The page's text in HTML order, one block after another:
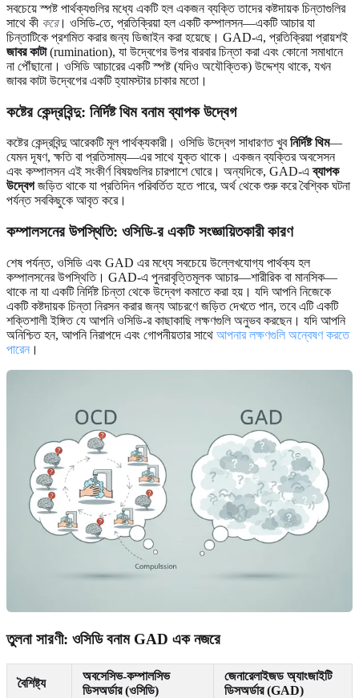
সবচেয়ে স্পষ্ট পার্থক্যগুলির মধ্যে একটি হল একজন ব্যক্তি তাদের কষ্টদায়ক চিন্তাগুলির
সাথে কী করে। ওসিডি-তে, প্রতিক্রিয়া হল একটি কম্পালসন—একটি আচার যা
চিন্তাটিকে প্রশমিত করার জন্য ডিজাইন করা হয়েছে। GAD-এ, প্রতিক্রিয়া প্রায়শই
জাবর কাটা(rumination), যা উদ্বেগের উপর বারবার চিন্তা করা এবং কোনো সমাধানে
না পৌঁছানো। ওসিডি আচারের একটি স্পষ্ট (যদিও অযৌক্তিক) উদ্দেশ্য থাকে, যখন
জাবর কাটা উদ্বেগের একটি হ্যামস্টার চাকার মতো।
কষ্টের কেন্দ্রবিন্দু: নির্দিষ্ট থিম বনাম ব্যাপক উদ্বেগ
কষ্টের কেন্দ্রবিন্দু আরেকটি মূল পার্থক্যকারী। ওসিডি উদ্বেগ সাধারণত খুবনির্দিষ্ট থিম—
যেমন দূষণ, ক্ষতি বা প্রতিসাম্য—এর সাথে যুক্ত থাকে। একজন ব্যক্তির অবসেসন
এবং কম্পালসন এই সংকীর্ণ বিষয়গুলির চারপাশে ঘোরে। অন্যদিকে, GAD-এব্যাপক
উদ্বেগজড়িত থাকে যা প্রতিদিন পরিবর্তিত হতে পারে, অর্থ থেকে শুরু করে বৈশ্বিক ঘটনা
পর্যন্ত সবকিছুকে আবৃত করে।
কম্পালসনের উপস্থিতি: ওসিডি-র একটি সংজ্ঞায়িতকারী কারণ
শেষ পর্যন্ত, ওসিডি এবং GAD এর মধ্যে সবচেয়ে উল্লেখযোগ্য পার্থক্য হল
কম্পালসনের উপস্থিতি। GAD-এ পুনরাবৃত্তিমূলক আচার—শারীরিক বা মানসিক—
থাকে না যা একটি নির্দিষ্ট চিন্তা থেকে উদ্বেগ কমাতে করা হয়। যদি আপনি নিজেকে
একটি কষ্টদায়ক চিন্তা নিরসন করার জন্য আচরণে জড়িত দেখতে পান, তবে এটি একটি
শক্তিশালী ইঙ্গিত যে আপনি ওসিডি-র কাছাকাছি লক্ষণগুলি অনুভব করছেন। যদি আপনি
অনিশ্চিত হন, আপনি নিরাপদে এবং গোপনীয়তার সাথে আপনার লক্ষণগুলি অন্বেষণ করতে
পারেন ।
তুলনা সারণী: ওসিডি বনাম GAD এক নজরে
বৈশিষ্ট্য
অবসেসিভ-কম্পালসিভ
ডিসঅর্ডার (ওসিডি)
জেনারেলাইজড অ্যাংজাইটি
ডিসঅর্ডার (GAD)